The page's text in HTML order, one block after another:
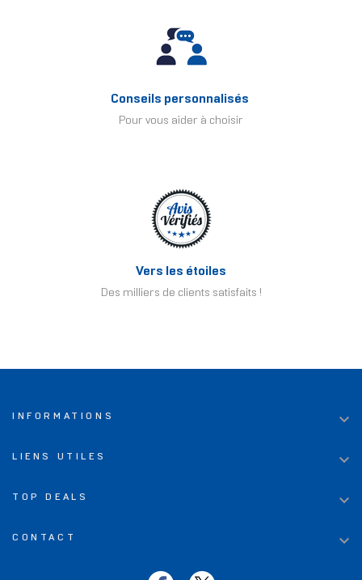
Conseils personnalisés
Pour vous aider à choisir
Vers les étoiles
Des milliers de clients satisfaits !
INFORMATIONS 
LIENS UTILES 
TOP DEALS 
CONTACT 